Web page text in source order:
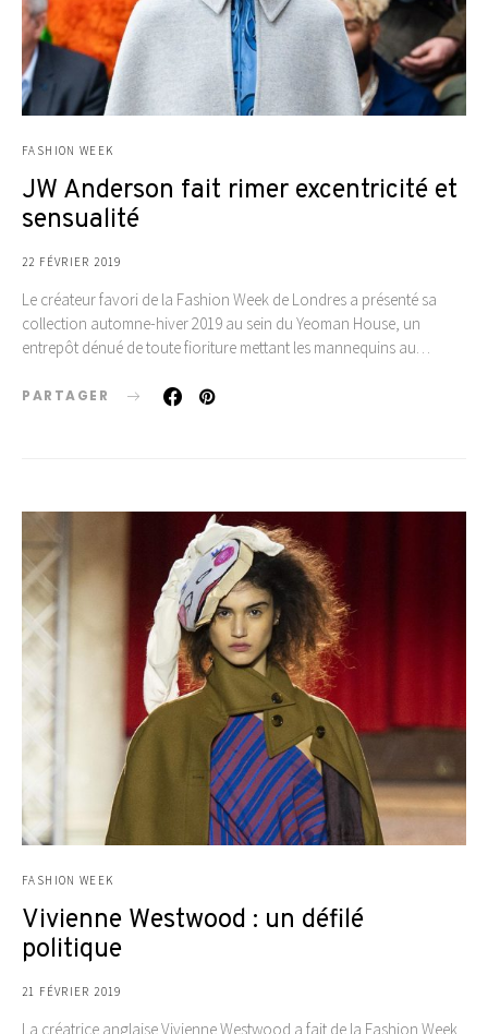
FASHION WEEK
JW Anderson fait rimer excentricité et
sensualité
22 FÉVRIER 2019
Le créateur favori de la Fashion Week de Londres a présenté sa
collection automne-hiver 2019 au sein du Yeoman House, un
entrepôt dénué de toute fioriture mettant les mannequins au…
PARTAGER
FASHION WEEK
Vivienne Westwood : un défilé
politique
21 FÉVRIER 2019
La créatrice anglaise Vivienne Westwood a fait de la Fashion Week